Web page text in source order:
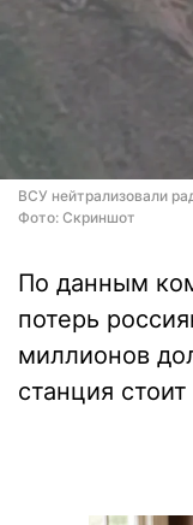
ВСУ нейтрализовали
Фото: Скриншот
По данным
потерь
миллионов
станция